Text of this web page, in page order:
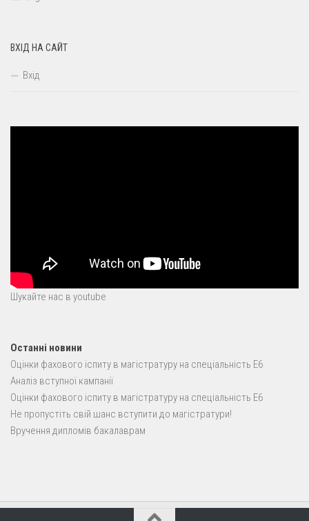
ВХІД НА САЙТ
Вхід
Шукайте нас в youtube
Останні новини
Оцінки фахового іспиту в магістратуру на спеціальність E6
Аналіз вступної кампанії
Оцінки фахового іспиту в магістратуру на спеціальність E6
Не пропустіть свій шанс вступити до магістратури!
Вручення дипломів бакалаврам